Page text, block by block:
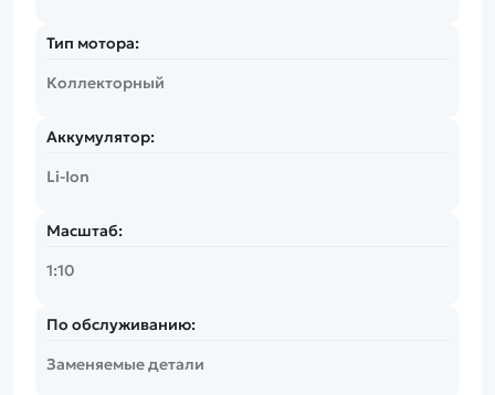
Тип мотора:
Коллекторный
Аккумулятор:
Li-Ion
Масштаб:
1:10
По обслуживанию:
Заменяемые детали